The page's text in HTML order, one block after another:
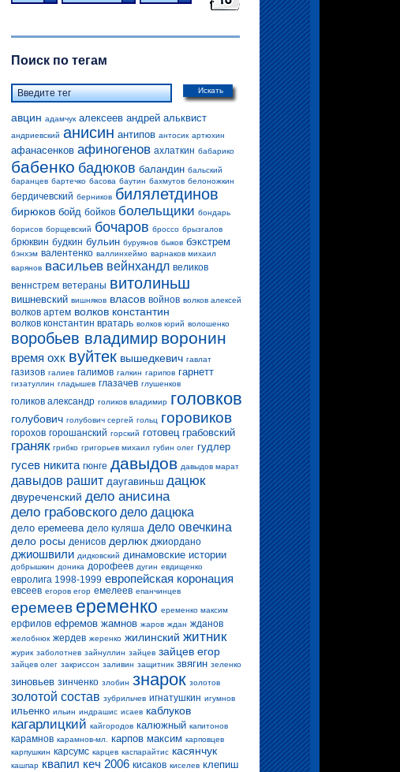
Поиск по тегам
Искать
авцин адамчук алексеев андрей альквист
андриевский анисин антипов антосик артюхин
афанасенков афиногенов ахлаткин бабарико
бабенко бадюков баландин бальский
баранцев бартечко басова баутин бахмутов белоножкин
бердичевский берников билялетдинов
бирюков бойд бойков болельщики бондарь
борисов борщевский бочаров броссо брызгалов
брюквин будкин бульин буруянов быков бэкстрем
бэнхэм валентенко валлинхеймо варнаков михаил
варянов васильев вейнхандл великов
веннстрем ветераны витолиньш
вишневский вишняков власов войнов волков алексей
волков артем волков константин
волков константин вратарь волков юрий волошенко
воробьев владимир воронин
время охк вуйтек вышедкевич гавлат
газизов галиев галимов галкин гарипов гарнетт
гизатуллин гладышев глазачев глушенков
голиков александр голиков владимир головков
голубович голубович сергей гольц горовиков
горохов горошанский горский готовец грабовский
граняк грибко григорьев михаил губин олег гудлер
гусев никита гюнге давыдов давыдов марат
давыдов рашит даугавиньш дацюк
двуреченский дело анисина
дело грабовского дело дацюка
дело еремеева дело куляша дело овечкина
дело росы денисов дерлюк джиордано
джиошвили дидковский динамовские истории
добрышкин доника дорофеев дугин евдищенко
евролига 1998-1999 европейская коронация
евсеев егоров егор емелеев епанчинцев
еремеев еременко еременко максим
ерфилов ефремов жамнов жаров ждан жданов
желобнюк жердев жеренко жилинский житник
журик заболотнев зайнуллин зайцев зайцев егор
зайцев олег закриссон заливин защитник звягин зеленко
зиновьев зинченко злобин знарок золотов
золотой состав зубрильчев игнатушкин игумнов
ильенко ильин индрашис исаев каблуков
кагарлицкий кайгородов калюжный капитонов
карамнов карамнов-мл. карпов максим карповцев
карпушкин карсумс карцев каспарайтис касянчук
кашпар квапил кеч 2006 кисаков киселев клепиш